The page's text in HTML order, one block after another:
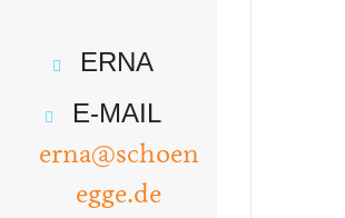
ERNA
E-MAIL
erna@schoen
egge.de